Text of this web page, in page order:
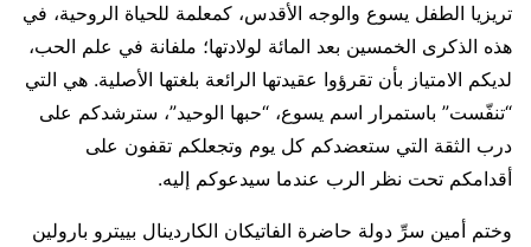
تريزيا الطفل يسوع والوجه الأقدس، كمعلمة للحياة الروحية، في
هذه الذكرى الخمسين بعد المائة لولادتها؛ ملفانة في علم الحب،
لديكم الامتياز بأن تقرؤوا عقيدتها الرائعة بلغتها الأصلية. هي التي
“تنفّست” باستمرار اسم يسوع، “حبها الوحيد”، سترشدكم على
درب الثقة التي ستعضدكم كل يوم وتجعلكم تقفون على
أقدامكم تحت نظر الرب عندما سيدعوكم إليه.
وختم أمين سرِّ دولة حاضرة الفاتيكان الكاردينال بييترو بارولين